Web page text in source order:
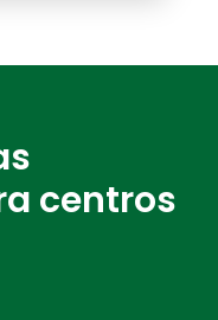
centros